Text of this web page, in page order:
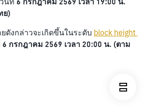
ย)
ดังกล่าวจะเกิดขึ้นในระดับ block height
6 กรกฎาคม 2569 เวลา 20:00 น. (ตาม